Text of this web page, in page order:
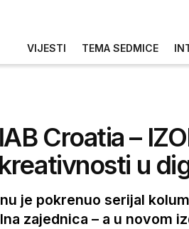
VIJESTI TEMA SEDMICE
Croatia –
u
je pokrenuo serijal
zajednica – a u novom